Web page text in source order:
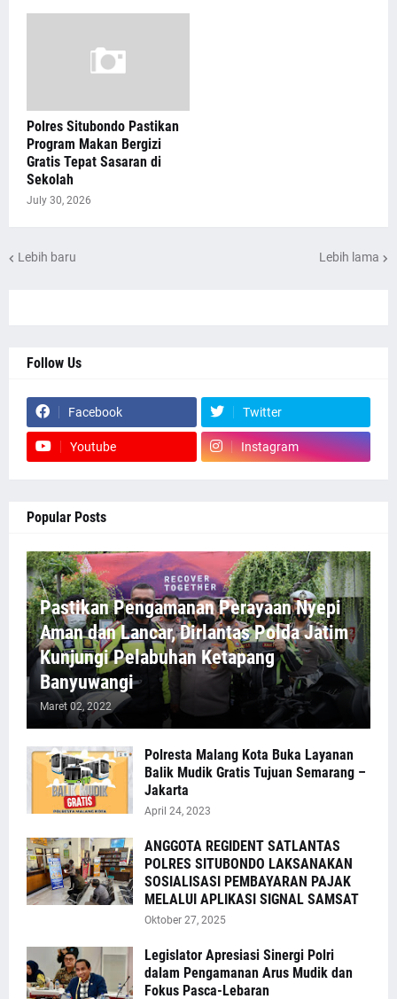
Polres Situbondo Pastikan
Program Makan Bergizi
Gratis Tepat Sasaran di
Sekolah
July 30, 2026
Lebih baru Lebih lama
Follow Us
Facebook Twitter
Youtube Instagram
Popular Posts
Pastikan Pengamanan Perayaan Nyepi
Aman dan Lancar, Dirlantas Polda Jatim
Kunjungi Pelabuhan Ketapang
Banyuwangi
Maret 02, 2022
Polresta Malang Kota Buka Layanan
Balik Mudik Gratis Tujuan Semarang –
Jakarta
April 24, 2023
ANGGOTA REGIDENT SATLANTAS
POLRES SITUBONDO LAKSANAKAN
SOSIALISASI PEMBAYARAN PAJAK
MELALUI APLIKASI SIGNAL SAMSAT
Oktober 27, 2025
Legislator Apresiasi Sinergi Polri
dalam Pengamanan Arus Mudik dan
Fokus Pasca-Lebaran